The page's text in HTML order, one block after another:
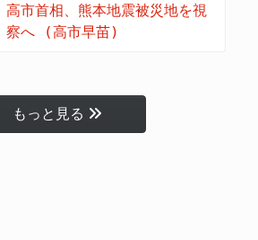
高市首相、熊本地震被災地を視
察へ (高市早苗)
もっと見る